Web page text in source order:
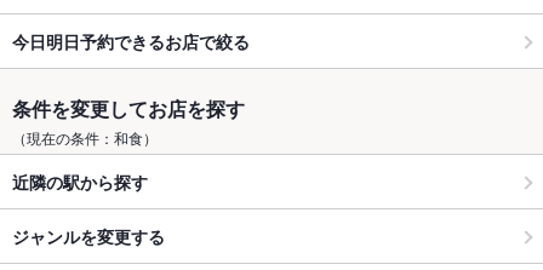
今日明日予約できるお店で絞る
条件を変更してお店を探す
（現在の条件：和食）
近隣の駅から探す
ジャンルを変更する